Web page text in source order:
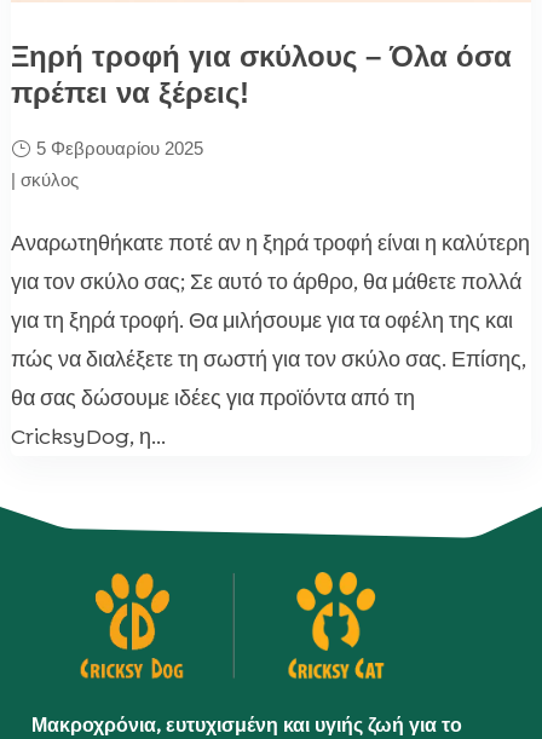
Ξηρή τροφή για σκύλους – Όλα όσα
πρέπει να ξέρεις!
5 Φεβρουαρίου 2025
| σκύλος
Αναρωτηθήκατε ποτέ αν η ξηρά τροφή είναι η καλύτερη
για τον σκύλο σας; Σε αυτό το άρθρο, θα μάθετε πολλά
για τη ξηρά τροφή. Θα μιλήσουμε για τα οφέλη της και
πώς να διαλέξετε τη σωστή για τον σκύλο σας. Επίσης,
θα σας δώσουμε ιδέες για προϊόντα από τη
CricksyDog, η...
Μακροχρόνια, ευτυχισμένη και υγιής ζωή για το